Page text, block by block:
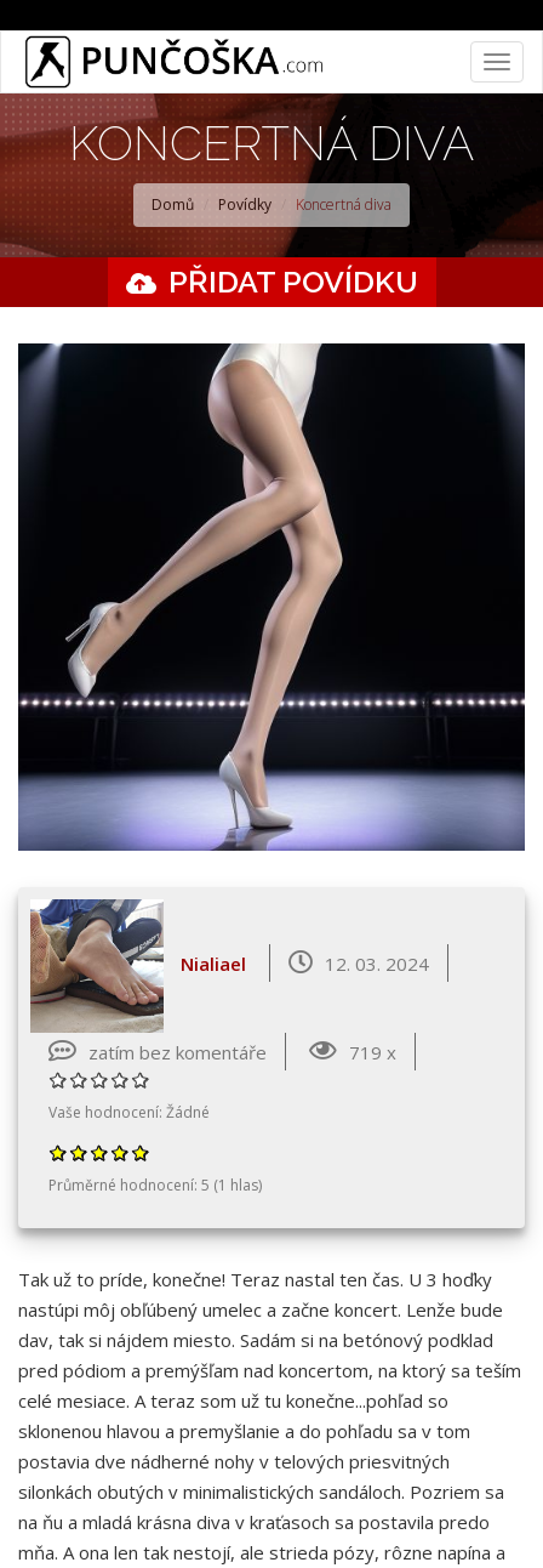
Přejít
hlavnímu
obsahu KONCERTNÁ DIVA
Domů Povídky Koncertná diva
PŘIDAT POVÍDKU
Nialiael 12. 03. 2024
zatím bez komentáře 719 x
Vaše hodnocení: Žádné
Průměrné hodnocení: 5 (1 hlas)
Tak už to príde, konečne! Teraz nastal ten čas. U 3 hoďky
nastúpi môj obľúbený umelec a začne koncert. Lenže bude
dav, tak si nájdem miesto. Sadám si na betónový podklad
pred pódiom a premýšľam nad koncertom, na ktorý sa teším
celé mesiace. A teraz som už tu konečne...pohľad so
sklonenou hlavou a premyšlanie a do pohľadu sa v tom
postavia dve nádherné nohy v telových priesvitných
silonkách obutých v minimalistických sandáloch. Pozriem sa
na ňu a mladá krásna diva v kraťasoch sa postavila predo
mňa. A ona len tak nestojí, ale strieda pózy, rôzne napína a